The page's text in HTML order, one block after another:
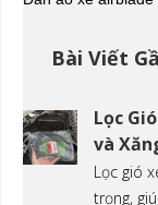
Bài Viết
Lọc
và
Lọc gió
trọng,